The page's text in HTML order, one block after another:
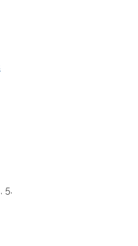
5.